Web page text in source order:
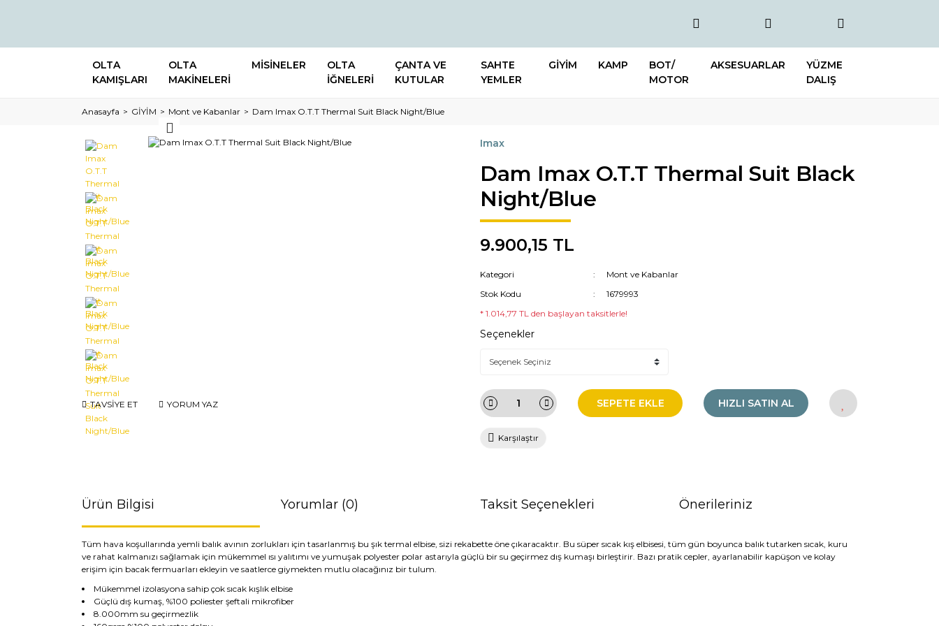
OLTA
KAMIŞLARI
OLTA
MAKİNELERİ
MİSİNELER
OLTA
İĞNELERİ
ÇANTA VE
KUTULAR
SAHTE
YEMLER
GİYİM KAMP
BOT/
MOTOR
AKSESUARLAR
YÜZME
DALIŞ
Anasayfa GİYİM Mont ve Kabanlar Dam Imax O.T.T Thermal Suit Black Night/Blue
TAVSİYE ET YORUM YAZ
Imax
Dam Imax O.T.T Thermal Suit Black
Night/Blue
9.900,15 TL
Kategori
Mont ve Kabanlar
Stok Kodu
1679993
* 1.014,77 TL den başlayan taksitlerle!
Seçenekler
SEPETE EKLE HIZLI SATIN AL
Karşılaştır
Ürün Bilgisi Yorumlar (0) Taksit Seçenekleri Önerileriniz
Tüm hava koşullarında yemli balık avının zorlukları için tasarlanmış bu şık termal elbise, sizi rekabette öne çıkaracaktır. Bu süper sıcak kış elbisesi, tüm gün boyunca balık tutarken sıcak, kuru
ve rahat kalmanızı sağlamak için mükemmel ısı yalıtımı ve yumuşak polyester polar astarıyla güçlü bir su geçirmez dış kumaşı birleştirir. Bazı pratik cepler, ayarlanabilir kapüşon ve kolay
erişim için bacak fermuarları ekleyin ve saatlerce giymekten mutlu olacağınız bir tulum.
Mükemmel izolasyona sahip çok sıcak kışlık elbise
Güçlü dış kumaş, %100 poliester şeftali mikrofiber
8.000mm su geçirmezlik